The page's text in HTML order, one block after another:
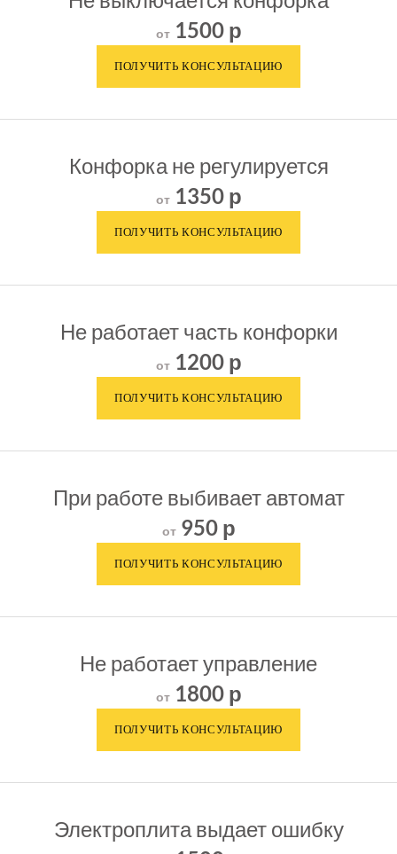
от1500 р
Конфорка не регулируется
от1350 р
Не работает часть конфорки
от1200 р
При работе выбивает автомат
от950 р
Не работает управление
от1800 р
Электроплита выдает ошибку